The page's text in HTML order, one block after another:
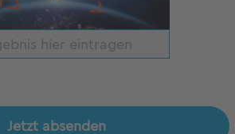
Jetzt absenden